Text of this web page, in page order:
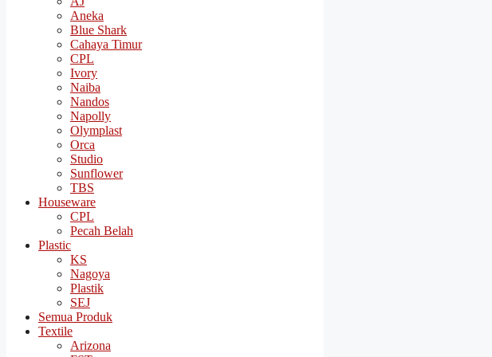
Aneka
Blue Shark
Cahaya Timur
CPL
Ivory
Naiba
Nandos
Napolly
Olymplast
Orca
Studio
Sunflower
TBS
Houseware
CPL
Pecah Belah
Plastic
KS
Nagoya
Plastik
SEJ
Semua Produk
Textile
Arizona